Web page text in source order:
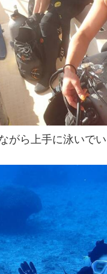
がら上手に泳いで